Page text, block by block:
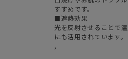
すすめです。
■遮熱効果
光を反射させることで
にも活用されています。
,